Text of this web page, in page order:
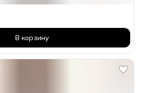
В корзину